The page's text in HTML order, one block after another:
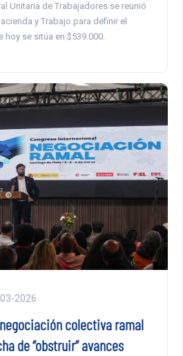
Unitaria de Trabajadores se reunió
y Trabajo para definir el
hoy se sitúa en $539.000.
2026
colectiva ramal
de “obstruir” avances